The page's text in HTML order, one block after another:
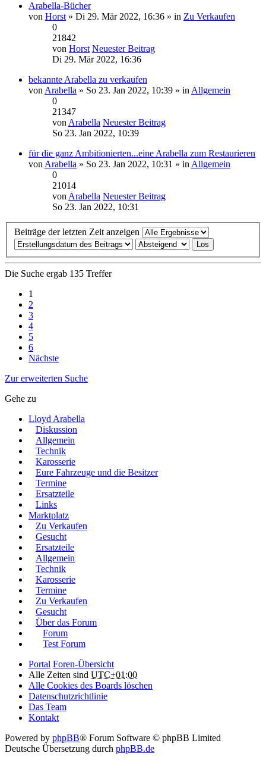
Arabella-Bücher
von Horst » Di 29. Mär 2022, 16:36 » in Zu Verkaufen
0
21842
von Horst Neuester Beitrag
Di 29. Mär 2022, 16:36
bekannte Arabella zu verkaufen
von Arabella » So 23. Jan 2022, 10:39 » in Allgemein
0
21347
von Arabella Neuester Beitrag
So 23. Jan 2022, 10:39
für die ganz Ambitionierten...eine Arabella zum Restaurieren
von Arabella » So 23. Jan 2022, 10:31 » in Allgemein
0
21014
von Arabella Neuester Beitrag
So 23. Jan 2022, 10:31
Beiträge der letzten Zeit anzeigen
Die Suche ergab 135 Treffer
1
2
3
4
5
6
Nächste
Zur erweiterten Suche
Gehe zu
Lloyd Arabella
Diskussion
Allgemein
Technik
Karosserie
Eure Fahrzeuge und die Besitzer
Termine
Ersatzteile
Links
Marktplatz
Zu Verkaufen
Gesucht
Ersatzteile
Allgemein
Technik
Karosserie
Termine
Zu Verkaufen
Gesucht
Über das Forum
Forum
Test Forum
Portal Foren-Übersicht
Alle Zeiten sind UTC+01:00
Alle Cookies des Boards löschen
Datenschutzrichtlinie
Das Team
Kontakt
Powered by phpBB® Forum Software © phpBB Limited
Deutsche Übersetzung durch phpBB.de